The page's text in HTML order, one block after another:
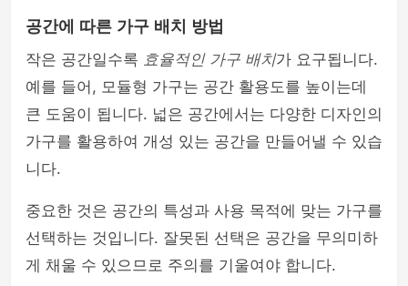
공간에 따른 가구 배치 방법
작은 공간일수록 효율적인 가구 배치가 요구됩니다.
예를 들어, 모듈형 가구는 공간 활용도를 높이는데
큰 도움이 됩니다. 넓은 공간에서는 다양한 디자인의
가구를 활용하여 개성 있는 공간을 만들어낼 수 있습
니다.
중요한 것은 공간의 특성과 사용 목적에 맞는 가구를
선택하는 것입니다. 잘못된 선택은 공간을 무의미하
게 채울 수 있으므로 주의를 기울여야 합니다.